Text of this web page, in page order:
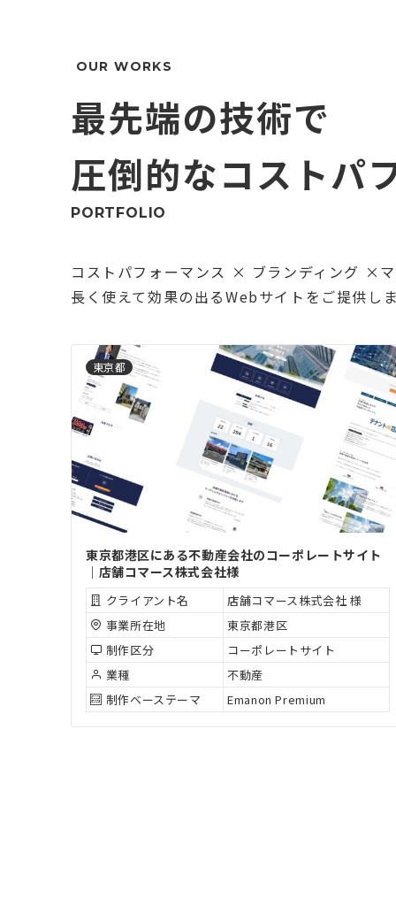
最先端の技術で
圧倒的なコストパ
PORTFOLIO
コストパフォーマンス × ブランディング ×
長く使えて効果の出るWebサイトをご提供し
東京都
東京都港区にある不動産会社のコーポレートサイト
｜店舗コマース株式会社様
クライアント名
店舗コマース株式会社 様
事業所在地
東京都港区
制作区分
コーポレートサイト
業種
不動産
制作ベーステーマ
Emanon Premium